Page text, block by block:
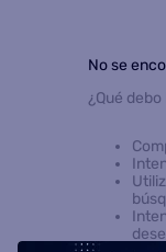
No se
¿Qué